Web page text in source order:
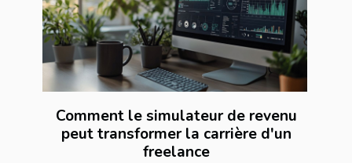
Comment le simulateur de revenu
peut transformer la carrière d'un
freelance